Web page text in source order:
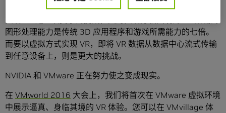
图形处理能力是传统 3D 应用程序和游戏所需能力的七倍。
而要以虚拟方式实现 VR，即将 VR 数据从数据中心流式传输
到任意设备上，则是更大的挑战。
NVIDIA 和 VMware 正在努力使之变成现实。
在 VMworld 2016 大会上，我们将首次在 VMware 虚拟环境
中展示逼真、身临其境的 VR 体验。您可以在 VMvillage 体